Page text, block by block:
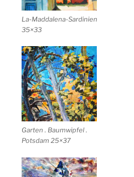
La-Maddalena-Sardinien
35×33
Garten . Baumwipfel .
Potsdam 25×37